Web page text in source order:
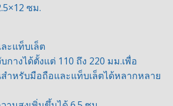
ซม.
ะแท็บเล็ต
กางได้ตั้งแต่ 110 ถึง 220 มม.เพื่อ
ำหรับมือถือและแท็บเล็ตได้หลากหลาย